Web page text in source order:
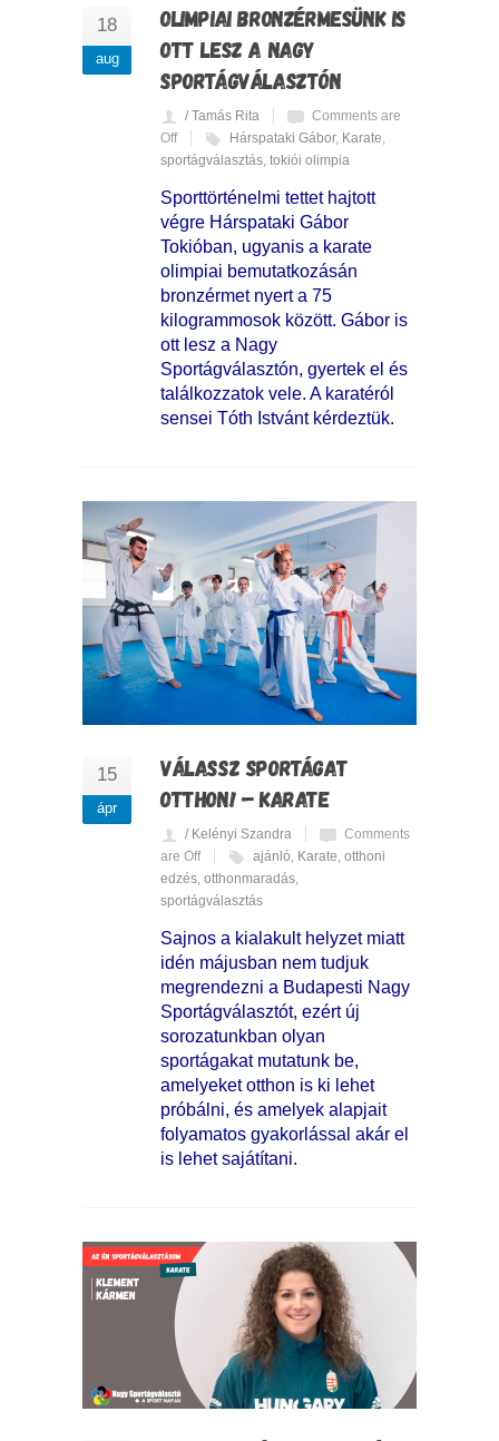
18
aug
OLIMPIAI BRONZÉRMESÜNK IS
OTT LESZ A NAGY
SPORTÁGVÁLASZTÓN
/ Tamás Rita
Comments are
Off
Hárspataki Gábor, Karate,
sportágválasztás, tokiói olimpia
Sporttörténelmi tettet hajtott
végre Hárspataki Gábor
Tokióban, ugyanis a karate
olimpiai bemutatkozásán
bronzérmet nyert a 75
kilogrammosok között. Gábor is
ott lesz a Nagy
Sportágválasztón, gyertek el és
találkozzatok vele. A karatéról
sensei Tóth Istvánt kérdeztük.
15
ápr
VÁLASSZ SPORTÁGAT
OTTHON! – KARATE
/ Kelényi Szandra
Comments
are Off
ajánló Karate otthoni
edzés otthonmaradás
sportágválasztás
Sajnos a kialakult helyzet miatt
idén májusban nem tudjuk
megrendezni a Budapesti Nagy
Sportágválasztót, ezért új
sorozatunkban olyan
sportágakat mutatunk be,
amelyeket otthon is ki lehet
próbálni, és amelyek alapjait
folyamatos gyakorlással akár el
is lehet sajátítani.